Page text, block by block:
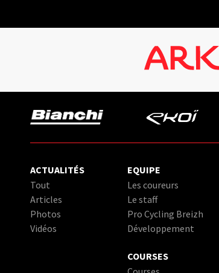
ACTUALITÉS
Tout
Articles
Photos
Vidéos
EQUIPE
Les coureurs
Le staff
Pro Cycling Breizh
Développement
COURSES